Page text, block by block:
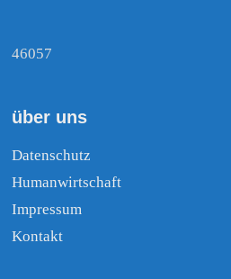
46057
über uns
Datenschutz
Humanwirtschaft
Impressum
Kontakt